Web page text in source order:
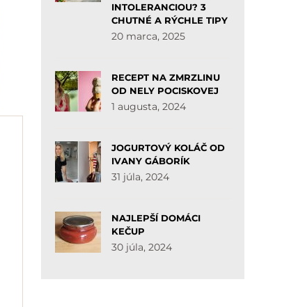
INTOLERANCIOU? 3
CHUTNÉ A RÝCHLE TIPY
20 marca, 2025
RECEPT NA ZMRZLINU
OD NELY POCISKOVEJ
1 augusta, 2024
JOGURTOVÝ KOLÁČ OD
IVANY GÁBORÍK
31 júla, 2024
NAJLEPŠÍ DOMÁCI
KEČUP
30 júla, 2024